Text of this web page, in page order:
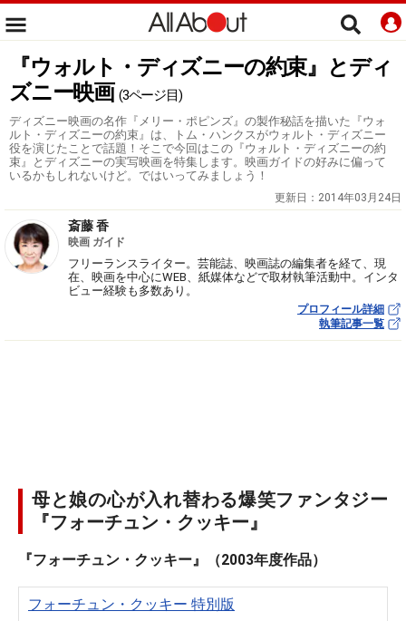
『ウォルト・ディズニーの約束』とディ
ズニー映画 (3ページ目)
ディズニー映画の名作『メリー・ポピンズ』の製作秘話を描いた『ウォ
ルト・ディズニーの約束』は、トム・ハンクスがウォルト・ディズニー
役を演じたことで話題！そこで今回はこの『ウォルト・ディズニーの約
束』とディズニーの実写映画を特集します。映画ガイドの好みに偏って
いるかもしれないけど。ではいってみましょう！
更新日： 2014年03月24日
斎藤 香
映画 ガイド
フリーランスライター。芸能誌、映画誌の編集者を経て、現
在、映画を中心にWEB、紙媒体などで取材執筆活動中。インタ
ビュー経験も多数あり。
プロフィール詳細
執筆記事一覧
母と娘の心が入れ替わる爆笑ファンタジー
『フォーチュン・クッキー』
『フォーチュン・クッキー』（2003年度作品）
フォーチュン・クッキー 特別版